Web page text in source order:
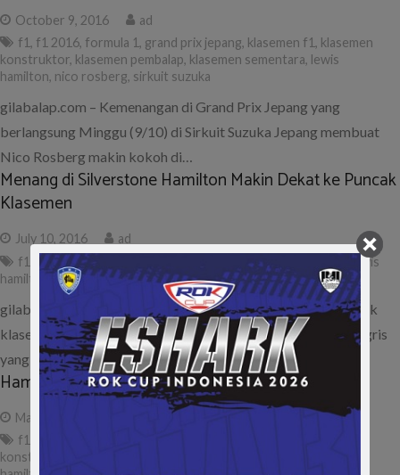
October 9, 2016
ad
f1 , f1 2016, formula 1 , grand prix jepang, klasemen f1 , klasemen
konstruktor, klasemen pembalap, klasemen sementara, lewis
hamilton, nico rosberg, sirkuit suzuka
gilabalap.com – Kemenangan di Grand Prix Jepang yang
berlangsung Minggu (9/10) di Sirkuit Suzuka Jepang membuat
Nico Rosberg makin kokoh di…
Menang di Silverstone Hamilton Makin Dekat ke Puncak
Klasemen
July 10, 2016
ad
f1
formula 1 , klasemen sementara
lewis
hamilton, nico rosberg
gilabalap.com – Lewis Hamilton semakin mendekat ke puncak
klasemen sementara F1 usai memenangi race Grand Prix Inggris
yang berlangsung Minggu (10/7)…
Hamilton Mulai Dekati Rosberg di Klasemen F1
May 29, 2016
f1 2016
konstruktor